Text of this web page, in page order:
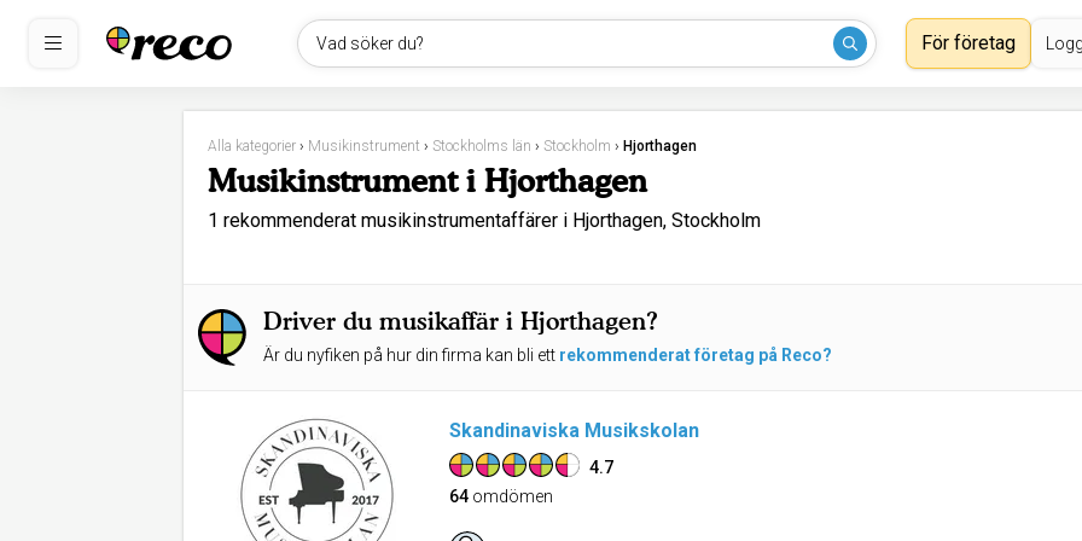
Vad söker du? För företag
Alla kategorier › Musikinstrument › Stockholms län › Stockholm › Hjorthagen
Musikinstrument i Hjorthagen
1 rekommenderat musikinstrumentaffärer i Hjorthagen, Stockholm
Driver du musikaffär i Hjorthagen?
Är du nyfiken på hur din firma kan bli ett rekommenderat företag på Reco?
Skandinaviska Musikskolan
4.7
64 omdömen